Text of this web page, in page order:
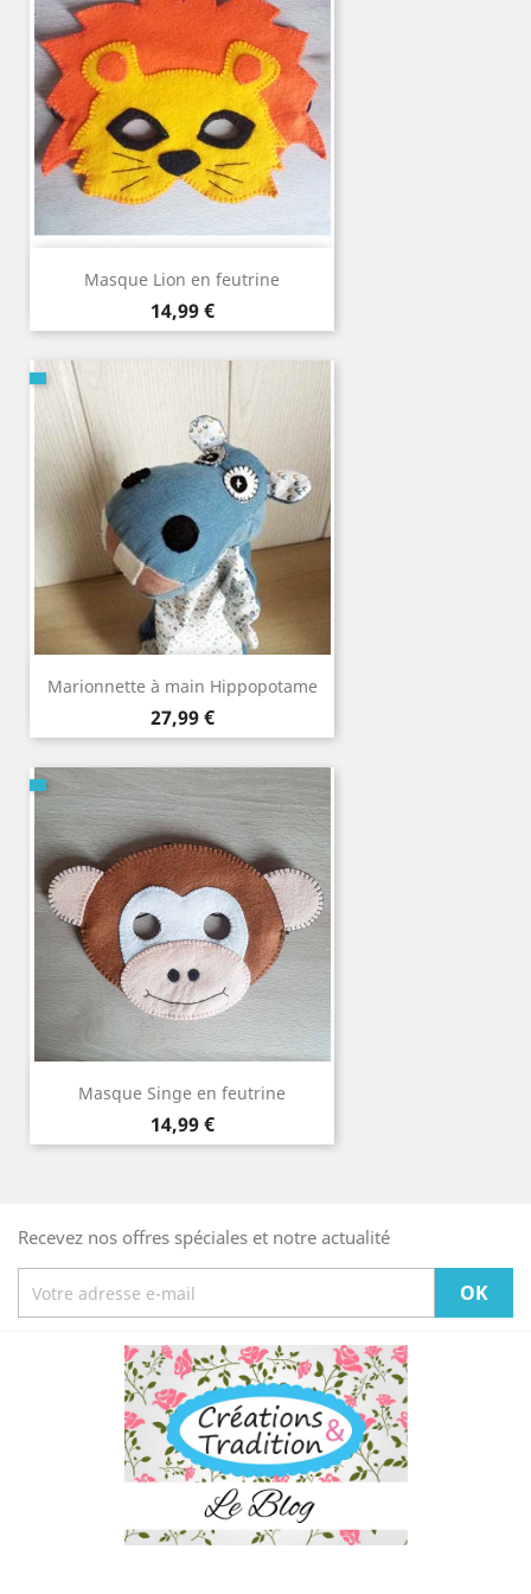
Masque Lion en feutrine
Prix
14,99 €
Marionnette à main Hippopotame
Prix
27,99 €
Masque Singe en feutrine
Prix
14,99 €
Recevez nos offres spéciales et notre actualité